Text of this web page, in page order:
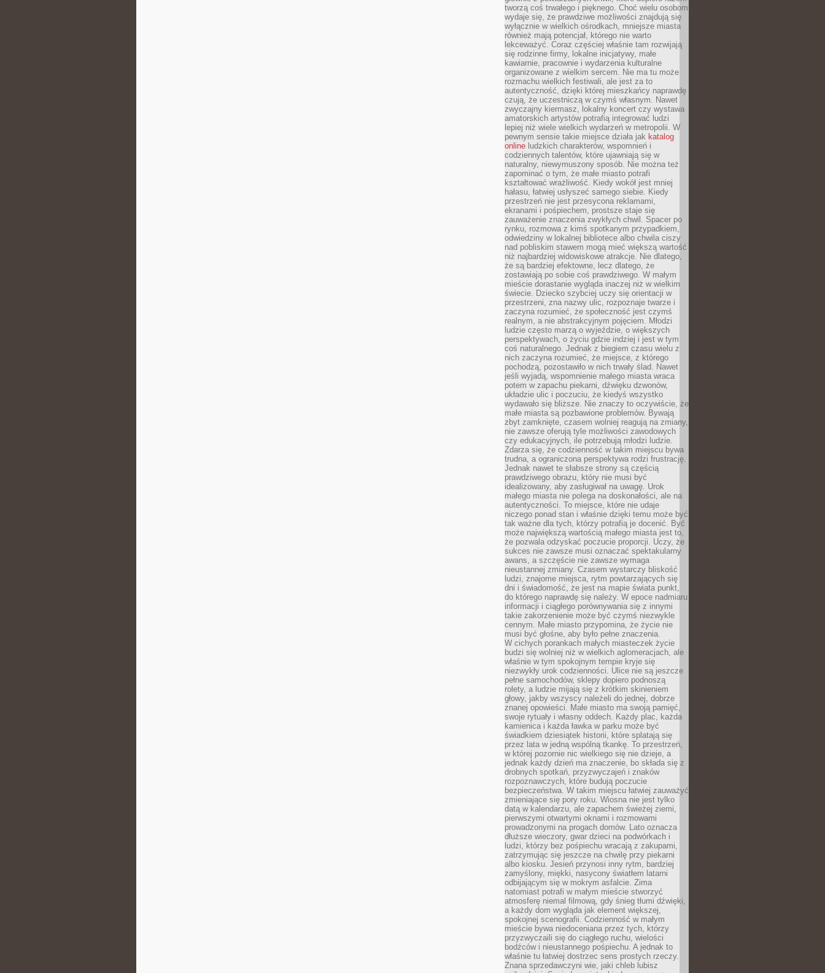
tworzą coś trwałego i pięknego. Choć wielu osobom
wydaje się, że prawdziwe możliwości znajdują się
wyłącznie w wielkich ośrodkach, mniejsze miasta
również mają potencjał, którego nie warto
lekceważyć. Coraz częściej właśnie tam rozwijają
się rodzinne firmy, lokalne inicjatywy, małe
kawiarnie, pracownie i wydarzenia kulturalne
organizowane z wielkim sercem. Nie ma tu może
rozmachu wielkich festiwali, ale jest za to
autentyczność, dzięki której mieszkańcy naprawdę
czują, że uczestniczą w czymś własnym. Nawet
zwyczajny kiermasz, lokalny koncert czy wystawa
amatorskich artystów potrafią integrować ludzi
lepiej niż wiele wielkich wydarzeń w metropolii. W
pewnym sensie takie miejsce działa jak katalog
online ludzkich charakterów, wspomnień i
codziennych talentów, które ujawniają się w
naturalny, niewymuszony sposób. Nie można też
zapominać o tym, że małe miasto potrafi
kształtować wrażliwość. Kiedy wokół jest mniej
hałasu, łatwiej usłyszeć samego siebie. Kiedy
przestrzeń nie jest przesycona reklamami,
ekranami i pośpiechem, prostsze staje się
zauważenie znaczenia zwykłych chwil. Spacer po
rynku, rozmowa z kimś spotkanym przypadkiem,
odwiedziny w lokalnej bibliotece albo chwila ciszy
nad pobliskim stawem mogą mieć większą wartość
niż najbardziej widowiskowe atrakcje. Nie dlatego,
że są bardziej efektowne, lecz dlatego, że
zostawiają po sobie coś prawdziwego. W małym
mieście dorastanie wygląda inaczej niż w wielkim
świecie. Dziecko szybciej uczy się orientacji w
przestrzeni, zna nazwy ulic, rozpoznaje twarze i
zaczyna rozumieć, że społeczność jest czymś
realnym, a nie abstrakcyjnym pojęciem. Młodzi
ludzie często marzą o wyjeździe, o większych
perspektywach, o życiu gdzie indziej i jest w tym
coś naturalnego. Jednak z biegiem czasu wielu z
nich zaczyna rozumieć, że miejsce, z którego
pochodzą, pozostawiło w nich trwały ślad. Nawet
jeśli wyjadą, wspomnienie małego miasta wraca
potem w zapachu piekarni, dźwięku dzwonów,
układzie ulic i poczuciu, że kiedyś wszystko
wydawało się bliższe. Nie znaczy to oczywiście, że
małe miasta są pozbawione problemów. Bywają
zbyt zamknięte, czasem wolniej reagują na zmiany,
nie zawsze oferują tyle możliwości zawodowych
czy edukacyjnych, ile potrzebują młodzi ludzie.
Zdarza się, że codzienność w takim miejscu bywa
trudna, a ograniczona perspektywa rodzi frustrację.
Jednak nawet te słabsze strony są częścią
prawdziwego obrazu, który nie musi być
idealizowany, aby zasługiwał na uwagę. Urok
małego miasta nie polega na doskonałości, ale na
autentyczności. To miejsce, które nie udaje
niczego ponad stan i właśnie dzięki temu może być
tak ważne dla tych, którzy potrafią je docenić. Być
może największą wartością małego miasta jest to,
że pozwala odzyskać poczucie proporcji. Uczy, że
sukces nie zawsze musi oznaczać spektakularny
awans, a szczęście nie zawsze wymaga
nieustannej zmiany. Czasem wystarczy bliskość
ludzi, znajome miejsca, rytm powtarzających się
dni i świadomość, że jest na mapie świata punkt,
do którego naprawdę się należy. W epoce nadmiaru
informacji i ciągłego porównywania się z innymi
takie zakorzenienie może być czymś niezwykle
cennym. Małe miasto przypomina, że życie nie
musi być głośne, aby było pełne znaczenia.
W cichych porankach małych miasteczek życie
budzi się wolniej niż w wielkich aglomeracjach, ale
właśnie w tym spokojnym tempie kryje się
niezwykły urok codzienności. Ulice nie są jeszcze
pełne samochodów, sklepy dopiero podnoszą
rolety, a ludzie mijają się z krótkim skinieniem
głowy, jakby wszyscy należeli do jednej, dobrze
znanej opowieści. Małe miasto ma swoją pamięć,
swoje rytuały i własny oddech. Każdy plac, każda
kamienica i każda ławka w parku może być
świadkiem dziesiątek historii, które splatają się
przez lata w jedną wspólną tkankę. To przestrzeń,
w której pozornie nic wielkiego się nie dzieje, a
jednak każdy dzień ma znaczenie, bo składa się z
drobnych spotkań, przyzwyczajeń i znaków
rozpoznawczych, które budują poczucie
bezpieczeństwa. W takim miejscu łatwiej zauważyć
zmieniające się pory roku. Wiosna nie jest tylko
datą w kalendarzu, ale zapachem świeżej ziemi,
pierwszymi otwartymi oknami i rozmowami
prowadzonymi na progach domów. Lato oznacza
dłuższe wieczory, gwar dzieci na podwórkach i
ludzi, którzy bez pośpiechu wracają z zakupami,
zatrzymując się jeszcze na chwilę przy piekarni
albo kiosku. Jesień przynosi inny rytm, bardziej
zamyślony, miękki, nasycony światłem latarni
odbijającym się w mokrym asfalcie. Zima
natomiast potrafi w małym mieście stworzyć
atmosferę niemal filmową, gdy śnieg tłumi dźwięki,
a każdy dom wygląda jak element większej,
spokojnej scenografii. Codzienność w małym
mieście bywa niedoceniana przez tych, którzy
przyzwyczaili się do ciągłego ruchu, wielości
bodźców i nieustannego pośpiechu. A jednak to
właśnie tu łatwiej dostrzec sens prostych rzeczy.
Znana sprzedawczyni wie, jaki chleb lubisz